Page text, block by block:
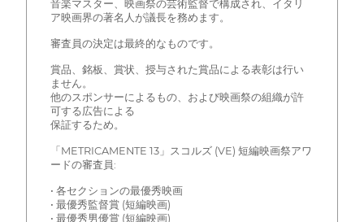
音楽マスター、映画祭の芸術監督で構成され、イタリ
ア映画界の著名人が議長を務めます。
審査員の決定は最終的なものです。
賞品、銘板、賞状、授与された賞品による表彰は行い
ません。
他のスポンサーによるもの、および映画祭の組織が許
可する広告による
保証するため。
「METRICAMENTE 13」スコルズ (VE) 短編映画祭アワ
ードの審査員:
• 各セクションの最優秀映画
• 最優秀監督賞 (短編映画)
• 最優秀男優賞 (短編映画)